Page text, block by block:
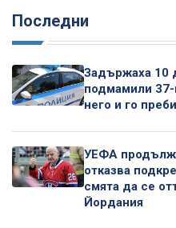
Последни
Задържаха 10
подмамили
него и го
УЕФА
отказва
смята да се
Йордания